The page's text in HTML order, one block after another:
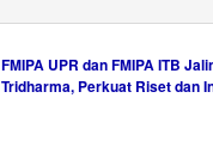
FMIPA UPR dan FMIPA ITB
Tridharma, Perkuat Riset dan